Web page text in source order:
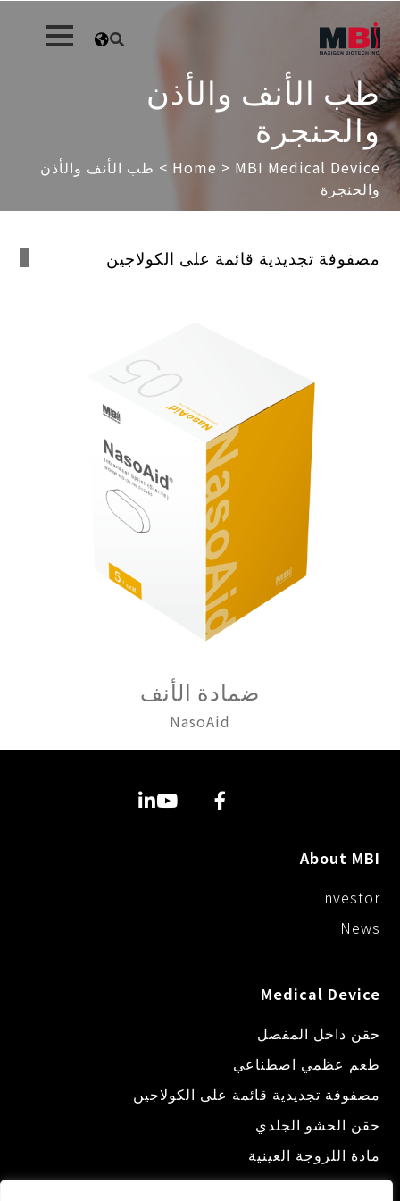
طب الأنف والأذن
والحنجرة
Home > MBI Medical Device
> طب الأنف والأذن
والحنجرة
مصفوفة تجديدية قائمة على الكولاجين
ضمادة الأنف
NasoAid
About MBI
Investor
News
Medical Device
حقن داخل المفصل
طعم عظمي اصطناعي
مصفوفة تجديدية قائمة على الكولاجين
حقن الحشو الجلدي
مادة اللزوجة العينية